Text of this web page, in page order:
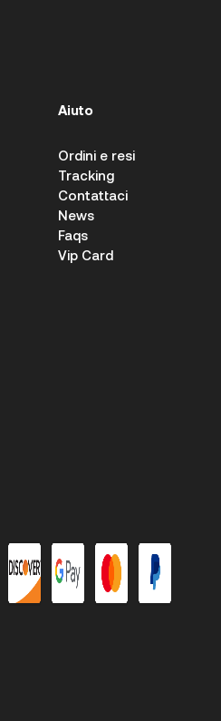
Aiuto
Ordini e resi
Tracking
Contattaci
News
Faqs
Vip Card